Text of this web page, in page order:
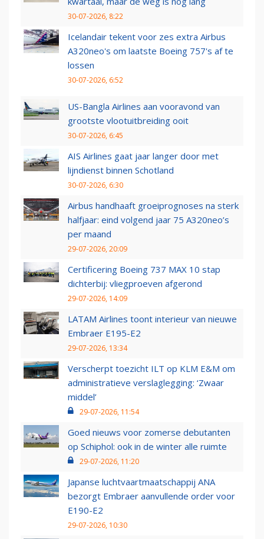
30-07-2026, 8:22
Icelandair tekent voor zes extra Airbus
A320neo's om laatste Boeing 757's af te
lossen
30-07-2026, 6:52
US-Bangla Airlines aan vooravond van
grootste vlootuitbreiding ooit
30-07-2026, 6:45
AIS Airlines gaat jaar langer door met
lijndienst binnen Schotland
30-07-2026, 6:30
Airbus handhaaft groeiprognoses na sterk
halfjaar: eind volgend jaar 75 A320neo’s
per maand
29-07-2026, 20:09
Certificering Boeing 737 MAX 10 stap
dichterbij: vliegproeven afgerond
29-07-2026, 14:09
LATAM Airlines toont interieur van nieuwe
Embraer E195-E2
29-07-2026, 13:34
Verscherpt toezicht ILT op KLM E&M om
administratieve verslaglegging: ‘Zwaar
middel’
29-07-2026, 11:54
Goed nieuws voor zomerse debutanten
op Schiphol: ook in de winter alle ruimte
29-07-2026, 11:20
Japanse luchtvaartmaatschappij ANA
bezorgt Embraer aanvullende order voor
E190-E2
29-07-2026, 10:30